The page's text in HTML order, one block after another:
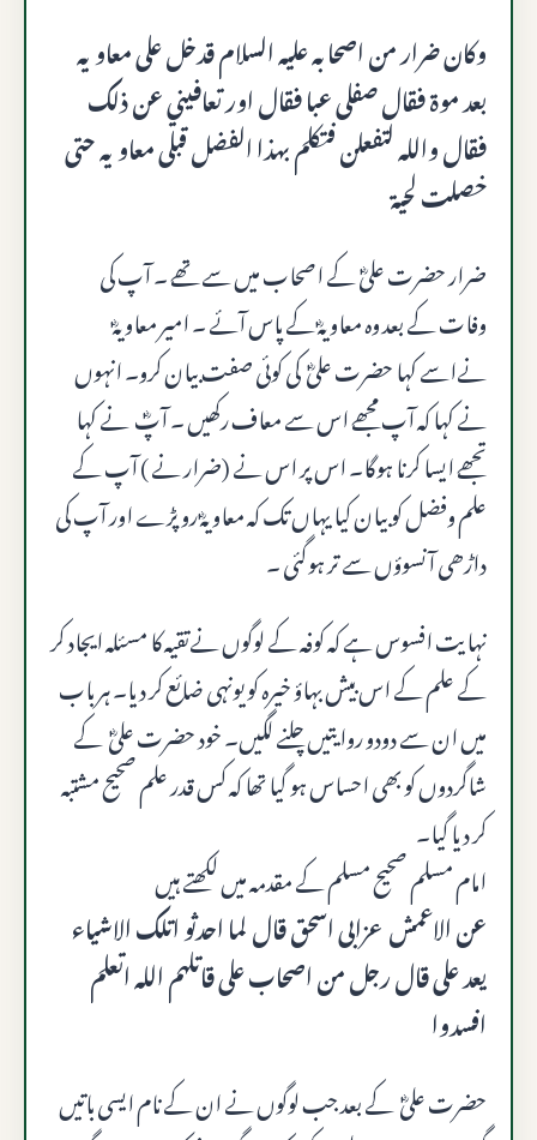
وكان ضرار من اصحابه عليه السلام قدخل على معاويه
بعد موة فقال صفلی عبا فقال اور تعافيني عن ذلك
فقال والله لتفعلن فتكلم بهذا الفضل قبلى معاويه حتى
خصلت لحية
ضرار حضرت علیؓ کے اصحاب میں سے تھے ۔ آپ کی
وفات کے بعد وہ معاویہؓ کے پاس آئے ۔ امیر معاویہؓ
نےاسے کہا حضرت علیؓ کی کوئی صفت بیان کرو۔ انہوں
نے کہا کہ آپ مجھے اس سے معاف رکھیں ۔ آپؓ نے کہا
تجھے ایسا کرنا ہوگا۔ اس پر اس نے (ضرار نے ) آپ کے
علم وفضل کو بیان کیا یہاں تک کہ معاویہؓ رو پڑے اور آپ کی
داڑھی آنسوؤں سے تر ہوگئی ۔
نہایت افسوس ہے کہ کوفہ کے لوگوں نےتقیہ کا مسئلہ ایجاد کر
کے علم کے اس بیش بہاؤ خیرہ کو یونہی ضائع کر دیا۔ ہر باب
میں ان سے دودو روایتیں چلنے لگیں۔ خود حضرت علیؓ کے
شاگردوں کو بھی احساس ہو گیا تھا کہ کس قدر علم صحیح مشتبہ
کر دیا گیا۔
امام مسلم صحیح مسلم کے مقدمہ میں لکھتے ہیں
عن الاعمش عزابى اسحق قال لما احدثو اتلك الاشياء
يعد على قال رجل من اصحاب على قاتلهم الله اتعلم
افسدوا
حضرت علیؓ کے بعد جب لوگوں نے ان کے نام ایسی باتیں